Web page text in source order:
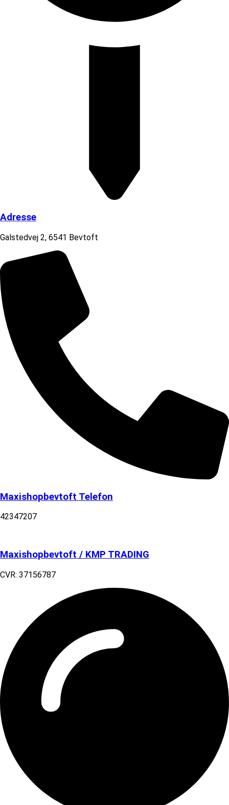
Adresse
Galstedvej 2, 6541 Bevtoft
Maxishopbevtoft Telefon
42347207
Maxishopbevtoft / KMP TRADING
CVR: 37156787